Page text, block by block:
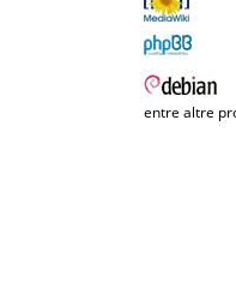
entre altre